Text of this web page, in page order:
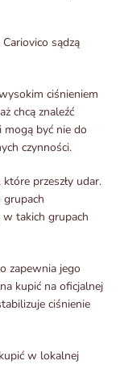
sądzą
ciśnieniem
chcą znaleźć
mogą być nie do
czynności.
przeszły udar.
grupach
takich grupach
zapewnia jego
kupić na oficjalnej
ciśnienie
w lokalnej